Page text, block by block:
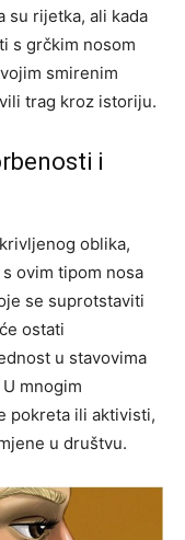
su rijetka, ali kada
s grčkim nosom
smirenim
trag kroz istoriju.
i
oblika,
ovim tipom nosa
se suprotstaviti
ostati
u stavovima
mnogim
pokreta ili aktivisti,
u društvu.